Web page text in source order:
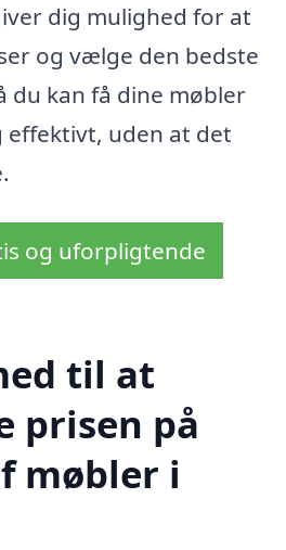
dig mulighed for at
og vælge den bedste
du kan få dine møbler
uden at det
og uforpligtende
til at
prisen på
møbler i